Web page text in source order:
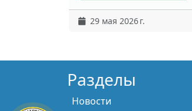
29 мая 2026 г.
Разделы
Новости